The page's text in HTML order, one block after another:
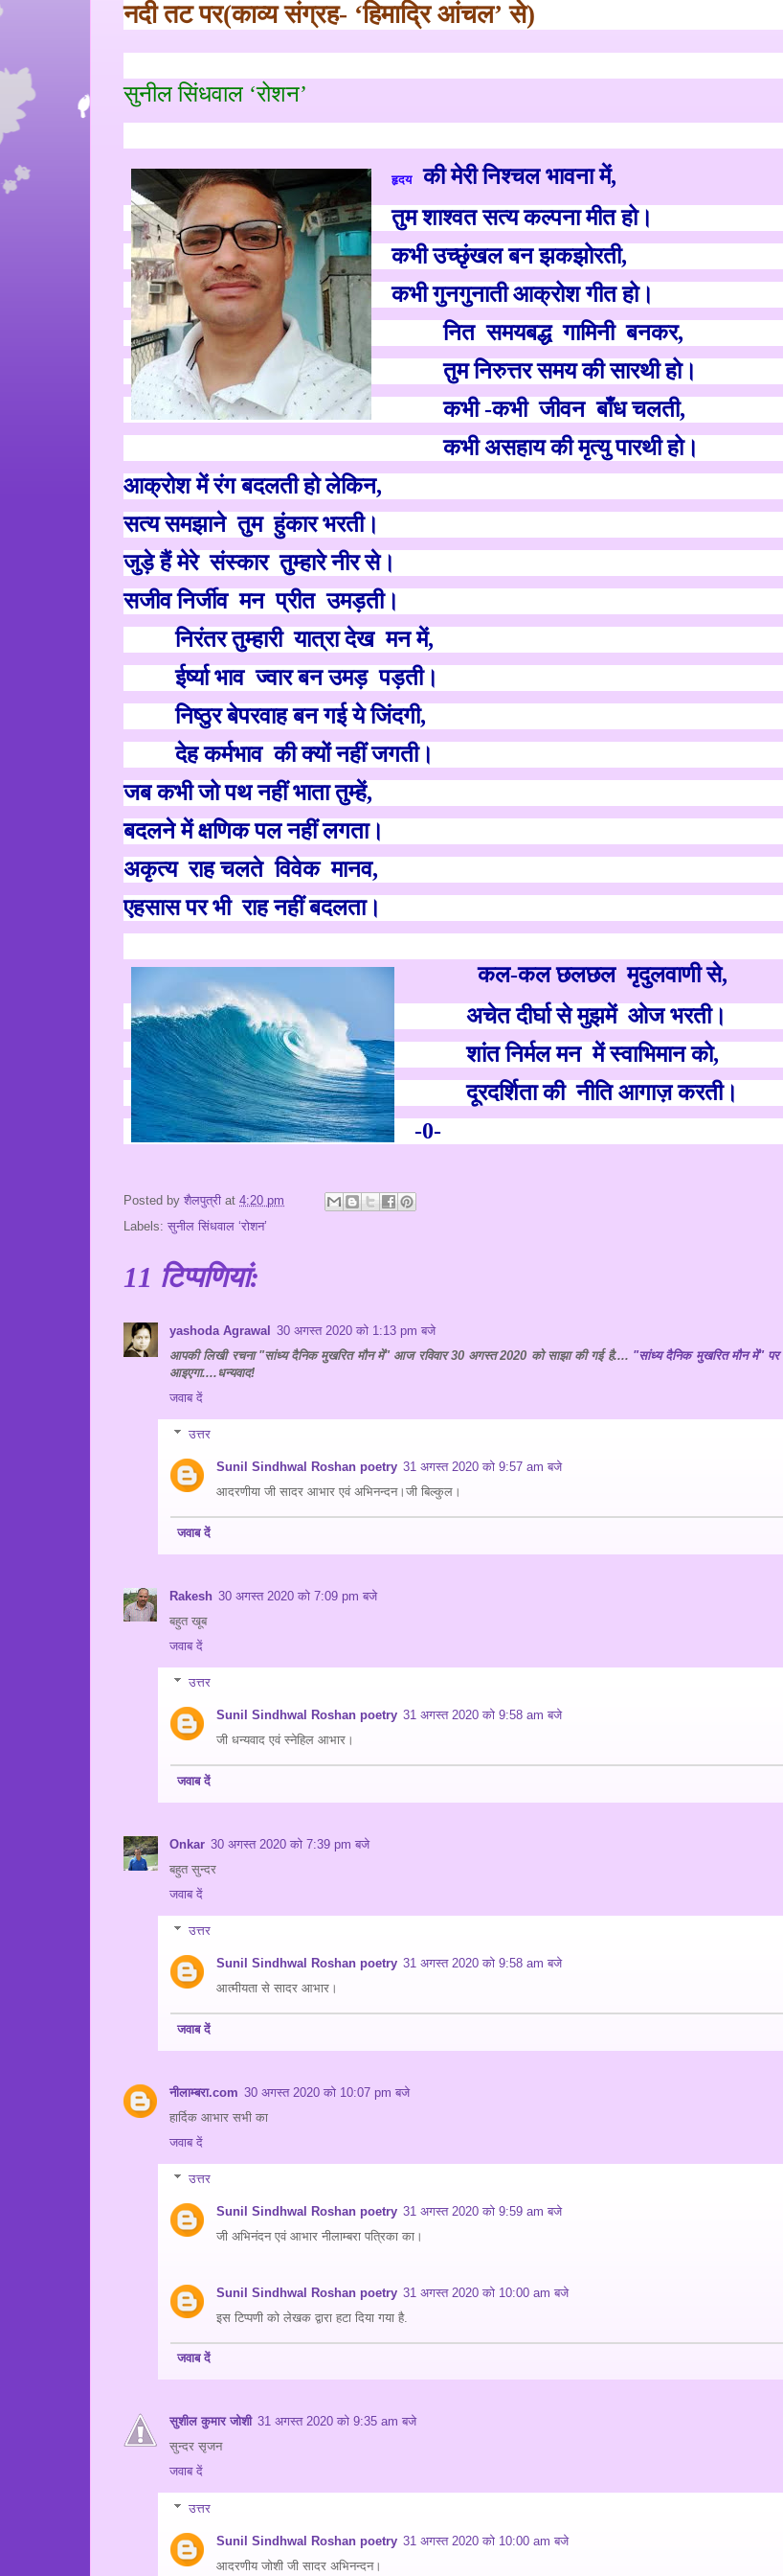
नदी तट पर(काव्य संग्रह- ‘हिमाद्रि आंचल’ से)
सुनील सिंधवाल ‘रोशन’
हृदय की मेरी निश्चल भावना में,
तुम शाश्वत सत्य कल्पना मीत हो।
कभी उच्छृंखल बन झकझोरती,
कभी गुनगुनाती आक्रोश गीत हो।
नित समयबद्ध गामिनी बनकर,
तुम निरुत्तर समय की सारथी हो।
कभी-कभी जीवनबाँध चलती,
कभी असहाय की मृत्यु पारथी हो।
आक्रोश में रंग बदलती हो लेकिन,
सत्य समझाने तुम हुंकार भरती।
जुड़े हैं मेरे संस्कार तुम्हारे नीर से।
सजीव निर्जीव मन प्रीत उमड़ती।
निरंतर तुम्हारी यात्रा देख मन में,
ईर्ष्या भाव ज्वारबनउमड़ पड़ती।
निष्ठुर बेपरवाह बन गईये जिंदगी,
देह कर्मभाव की क्यों नहीं जगती।
जब कभी जो पथ नहीं भाता तुम्हें,
बदलने में क्षणिक पल नहीं लगता।
अकृत्य राह चलते विवेक मानव,
एहसास पर भी राह नहीं बदलता।
कल-कल छलछल मृदुलवाणी से,
अचेत दीर्घा से मुझमें ओज भरती।
शांत निर्मल मन में स्वाभिमान को,
दूरदर्शिता की नीति आगाज़करती।
-0-
Posted by शैलपुत्री at 4:20 pm
Labels: सुनील सिंधवाल ‘रोशन’
11 टिप्‍पणियां:
yashoda Agrawal
30 अगस्त 2020 को 1:13 pm बजे
आपकी लिखी रचना "सांध्य दैनिक मुखरित मौन में" आज रविवार 30 अगस्त 2020 को साझा की गई है.... "सांध्य दैनिक मुखरित मौन में" पर
आइएगा....धन्यवाद!
जवाब दें
उत्तर
Sunil Sindhwal Roshan poetry 31 अगस्त 2020 को 9:57 am बजे
आदरणीया जी सादर आभार एवं अभिनन्दन।जी बिल्कुल।
जवाब दें
Rakesh 30 अगस्त 2020 को 7:09 pm बजे
बहुत खूब
जवाब दें
उत्तर
Sunil Sindhwal Roshan poetry 31 अगस्त 2020 को 9:58 am बजे
जी धन्यवाद एवं स्नेहिल आभार।
जवाब दें
Onkar 30 अगस्त 2020 को 7:39 pm बजे
बहुत सुन्दर
जवाब दें
उत्तर
Sunil Sindhwal Roshan poetry 31 अगस्त 2020 को 9:58 am बजे
आत्मीयता से सादर आभार।
जवाब दें
नीलाम्बरा.com 30 अगस्त 2020 को 10:07 pm बजे
हार्दिक आभार सभी का
जवाब दें
उत्तर
Sunil Sindhwal Roshan poetry 31 अगस्त 2020 को 9:59 am बजे
जी अभिनंदन एवं आभार नीलाम्बरा पत्रिका का।
Sunil Sindhwal Roshan poetry 31 अगस्त 2020 को 10:00 am बजे
इस टिप्पणी को लेखक द्वारा हटा दिया गया है.
जवाब दें
सुशील कुमार जोशी 31 अगस्त 2020 को 9:35 am बजे
सुन्दर सृजन
जवाब दें
उत्तर
Sunil Sindhwal Roshan poetry 31 अगस्त 2020 को 10:00 am बजे
आदरणीय जोशी जी सादर अभिनन्दन।